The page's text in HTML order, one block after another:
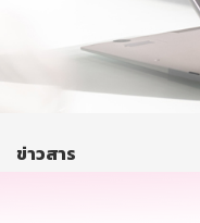
ติดต่อเรา
บริการออนไลน์
ข่าวสาร